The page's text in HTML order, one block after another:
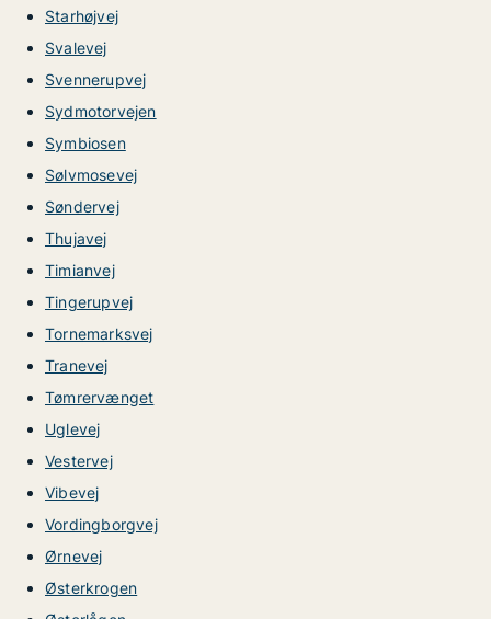
Starhøjvej
Svalevej
Svennerupvej
Sydmotorvejen
Symbiosen
Sølvmosevej
Søndervej
Thujavej
Timianvej
Tingerupvej
Tornemarksvej
Tranevej
Tømrervænget
Uglevej
Vestervej
Vibevej
Vordingborgvej
Ørnevej
Østerkrogen